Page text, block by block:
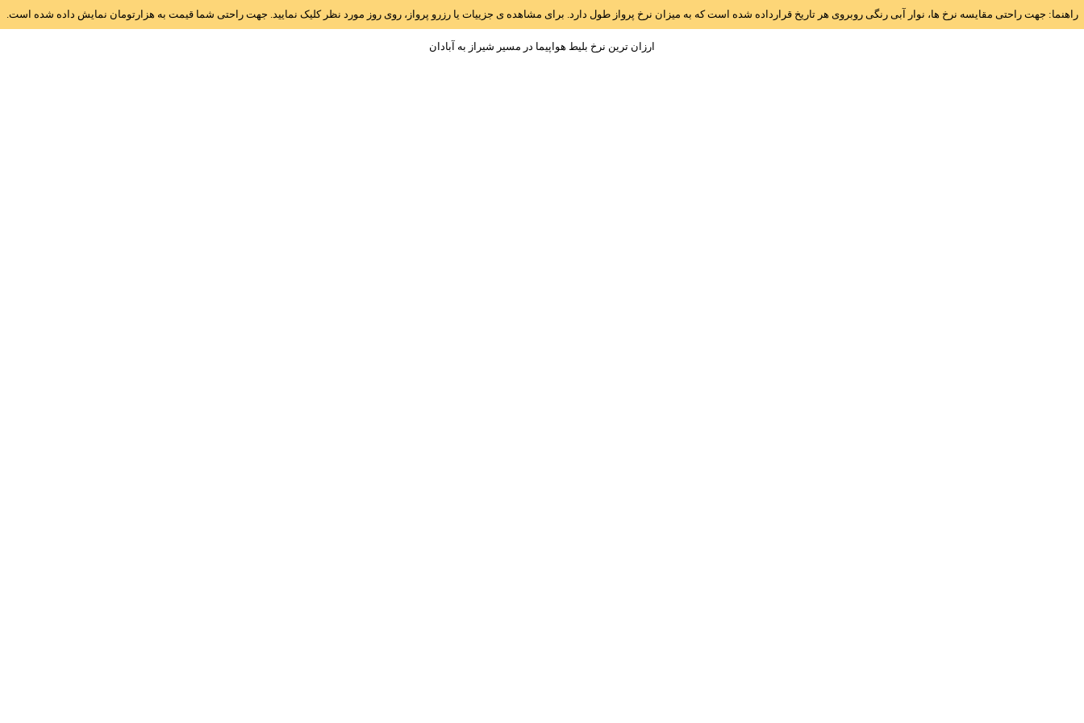
راهنما: جهت راحتی مقایسه نرخ ها، نوار آبی رنگی روبروی هر تاریخ قرارداده شده است که به میزان نرخ پرواز طول دارد. برای مشاهده ی جزییات یا رزرو پرواز، روی روز مورد نظر کلیک نمایید. جهت راحتی شما قیمت به هزارتومان نمایش داده شده است.
ارزان ترین نرخ بلیط هواپیما در مسیر شيراز به آبادان